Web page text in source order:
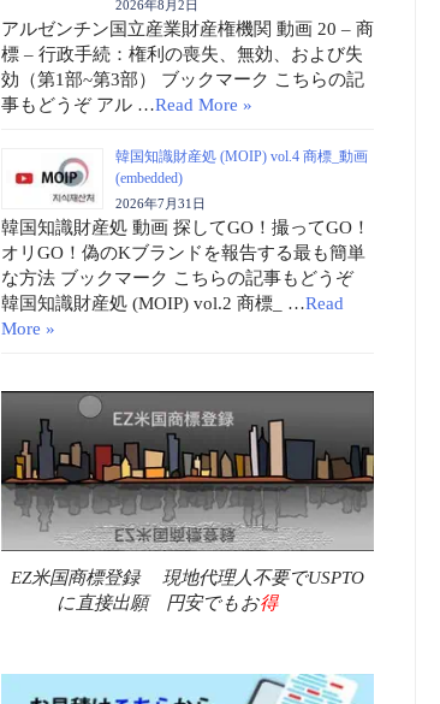
2026年8月2日
アルゼンチン国立産業財産権機関 動画 20 – 商
標 – 行政手続：権利の喪失、無効、および失
効（第1部~第3部） ブックマーク こちらの記
事もどうぞ アル …Read More »
韓国知識財産処 (MOIP) vol.4 商標_動画
(embedded)
2026年7月31日
韓国知識財産処 動画 探してGO！撮ってGO！
オリGO！偽のKブランドを報告する最も簡単
な方法 ブックマーク こちらの記事もどうぞ
韓国知識財産処 (MOIP) vol.2 商標_ …Read
More »
EZ米国商標登録 現地代理人不要でUSPTO
に直接出願 円安でもお得